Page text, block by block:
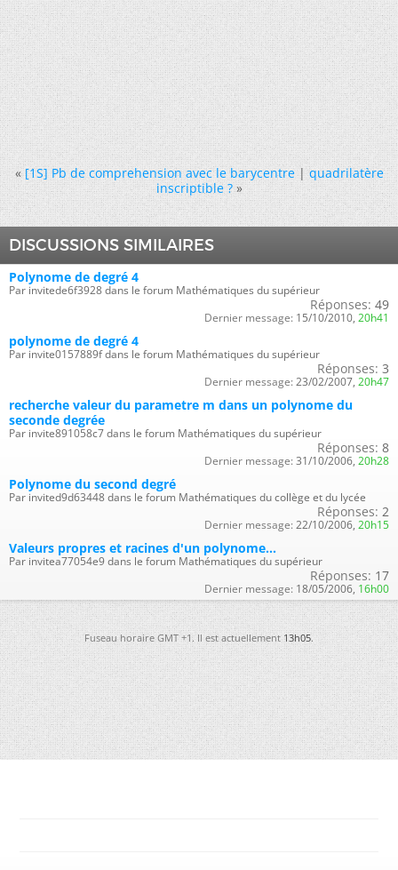
« [1S] Pb de comprehension avec le barycentre|quadrilatère
inscriptible ? »
DISCUSSIONS SIMILAIRES
Polynome de degré 4
Par invitede6f3928 dans le forum Mathématiques du supérieur
Réponses: 49
Dernier message: 15/10/2010, 20h41
polynome de degré 4
Par invite0157889f dans le forum Mathématiques du supérieur
Réponses: 3
Dernier message: 23/02/2007, 20h47
recherche valeur du parametre m dans un polynome du
seconde degrée
Par invite891058c7 dans le forum Mathématiques du supérieur
Réponses: 8
Dernier message: 31/10/2006, 20h28
Polynome du second degré
Par invited9d63448 dans le forum Mathématiques du collège et du lycée
Réponses: 2
Dernier message: 22/10/2006, 20h15
Valeurs propres et racines d'un polynome...
Par invitea77054e9 dans le forum Mathématiques du supérieur
Réponses: 17
Dernier message: 18/05/2006, 16h00
Fuseau horaire GMT +1. Il est actuellement13h05.